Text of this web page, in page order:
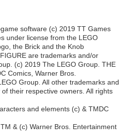
software (c) 2019 TT Games
under license from the LEGO
the Brick and the Knob
are trademarks and/or
(c) 2019 The LEGO Group. THE
Comics, Warner Bros.
Group. All other trademarks and
their respective owners. All rights
and elements (c) & TMDC
& (c) Warner Bros. Entertainment